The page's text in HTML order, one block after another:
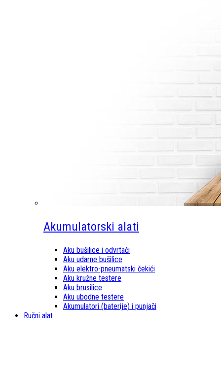
Akumulatorski alati
Aku bušilice i odvrtači
Aku udarne bušilice
Aku elektro-pneumatski čekići
Aku kružne testere
Aku brusilice
Aku ubodne testere
Akumulatori (baterije) i punjači
Ručni alat